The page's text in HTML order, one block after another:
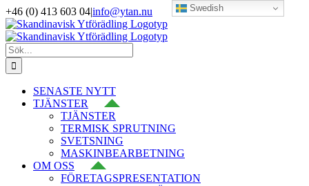
Fortsätt
till
innehållet
+46 (0) 413 603 04|info@ytan.nu
LinkedIn
YouTube
Instagram
Facebook
X
Sök
efter:
SENASTE NYTT
TJÄNSTER
TJÄNSTER
TERMISK SPRUTNING
SVETSNING
MASKINBEARBETNING
OM OSS
FÖRETAGSPRESENTATION
Swedish